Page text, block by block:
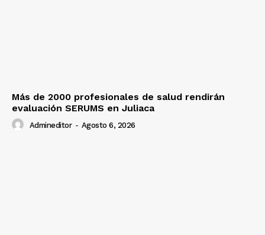
Más de 2000 profesionales de salud rendirán
evaluación SERUMS en Juliaca
Admineditor - Agosto 6, 2026